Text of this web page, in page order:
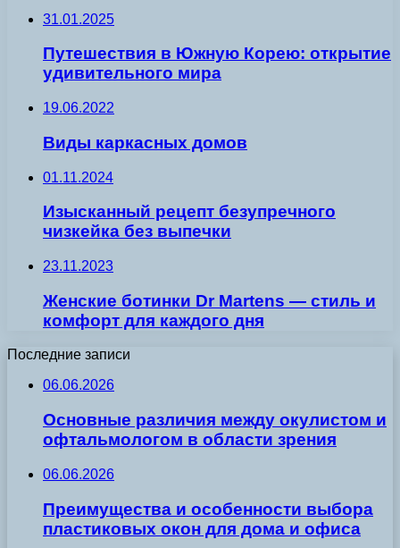
31.01.2025
Путешествия в Южную Корею: открытие
удивительного мира
19.06.2022
Виды каркасных домов
01.11.2024
Изысканный рецепт безупречного
чизкейка без выпечки
23.11.2023
Женские ботинки Dr Martens — стиль и
комфорт для каждого дня
Последние записи
06.06.2026
Основные различия между окулистом и
офтальмологом в области зрения
06.06.2026
Преимущества и особенности выбора
пластиковых окон для дома и офиса